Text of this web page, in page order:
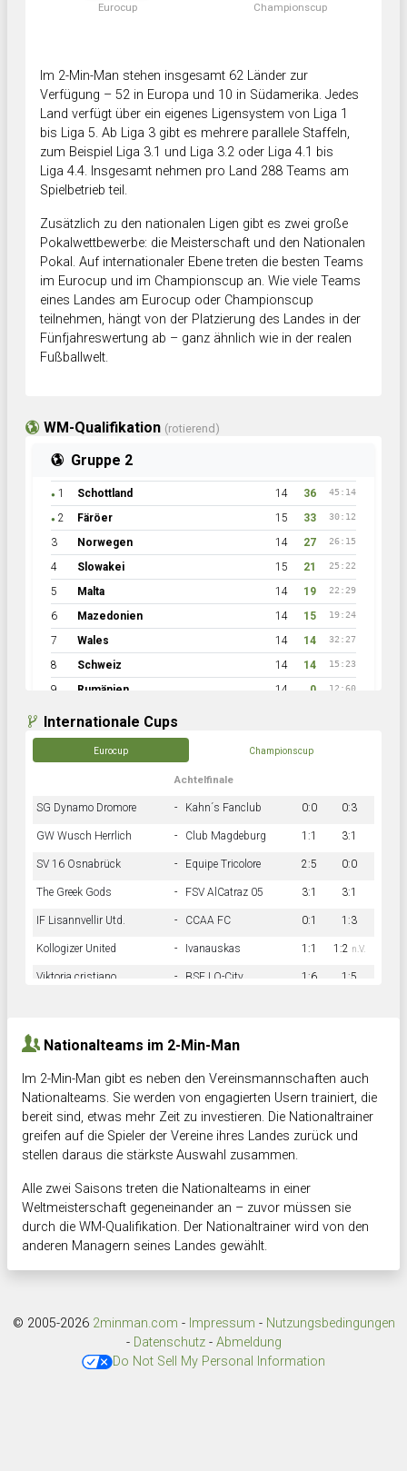
Eurocup Championscup
Im 2-Min-Man stehen insgesamt 62 Länder zur
Verfügung – 52 in Europa und 10 in Südamerika. Jedes
Land verfügt über ein eigenes Ligensystem von Liga 1
bis Liga 5. Ab Liga 3 gibt es mehrere parallele Staffeln,
zum Beispiel Liga 3.1 und Liga 3.2 oder Liga 4.1 bis
Liga 4.4. Insgesamt nehmen pro Land 288 Teams am
Spielbetrieb teil.
Zusätzlich zu den nationalen Ligen gibt es zwei große
Pokalwettbewerbe: die Meisterschaft und den Nationalen
Pokal. Auf internationaler Ebene treten die besten Teams
im Eurocup und im Championscup an. Wie viele Teams
eines Landes am Eurocup oder Championscup
teilnehmen, hängt von der Platzierung des Landes in der
Fünfjahreswertung ab – ganz ähnlich wie in der realen
Fußballwelt.
WM-Qualifikation (rotierend)
Gruppe 2
● 1 Schottland 14 36 45:14
● 2 Färöer 15 33 30:12
3 Norwegen 14 27 26:15
4 Slowakei 15 21 25:22
5 Malta 14 19 22:29
6 Mazedonien 14 15 19:24
7 Wales 14 14 32:27
8 Schweiz 14 14 15:23
9 Rumänien 14 0 12:60
Internationale Cups
Eurocup Championscup
Achtelfinale
SG Dynamo Dromore - Kahn´s Fanclub 0:0 0:3
GW Wusch Herrlich - Club Magdeburg 1:1 3:1
SV 16 Osnabrück - Equipe Tricolore 2:5 0:0
The Greek Gods - FSV AlCatraz 05 3:1 3:1
IF Lisannvellir Utd. - CCAA FC 0:1 1:3
Kollogizer United - Ivanauskas 1:1 1:2 n.V.
Viktoria cristiano - BSF LO-City 1:6 1:5
Nationalteams im 2-Min-Man
Im 2-Min-Man gibt es neben den Vereinsmannschaften auch
Nationalteams. Sie werden von engagierten Usern trainiert, die
bereit sind, etwas mehr Zeit zu investieren. Die Nationaltrainer
greifen auf die Spieler der Vereine ihres Landes zurück und
stellen daraus die stärkste Auswahl zusammen.
Alle zwei Saisons treten die Nationalteams in einer
Weltmeisterschaft gegeneinander an – zuvor müssen sie
durch die WM-Qualifikation. Der Nationaltrainer wird von den
anderen Managern seines Landes gewählt.
© 2005-2026 2minman.com - Impressum - Nutzungsbedingungen
- Datenschutz- Abmeldung
Do Not Sell My Personal Information